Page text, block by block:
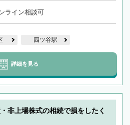
ライン相談可
四ツ谷駅
詳細を見る
非上場株式の相続で損をしたく